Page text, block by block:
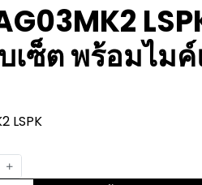
เซ็ต พร้อมไม
LSPK